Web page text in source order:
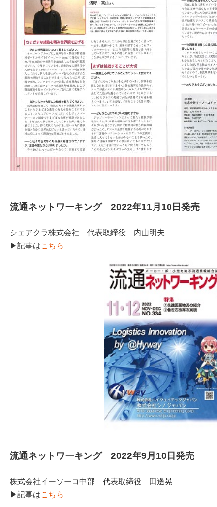
流通ネットワーキング 2022年11月10日発売
シェアクラ株式会社 代表取締役 内山明夫
▶記事はこちら
流通ネットワーキング 2022年9月10日発売
株式会社イーソーコ中部 代表取締役 田邊晃
▶記事はこちら